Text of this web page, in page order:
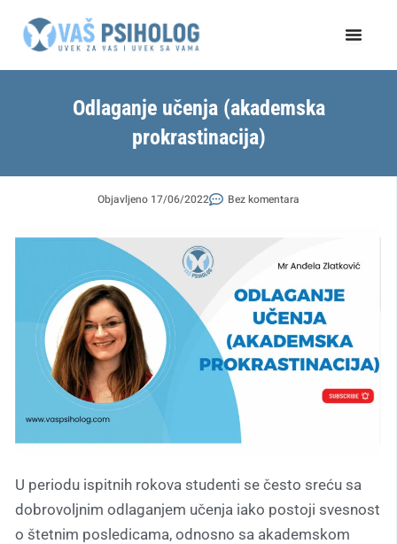
Odlaganje učenja (akademska
prokrastinacija)
Objavljeno 17/06/2022 Bez komentara
U periodu ispitnih rokova studenti se često sreću sa
dobrovoljnim odlaganjem učenja iako postoji svesnost
o štetnim posledicama, odnosno sa akademskom